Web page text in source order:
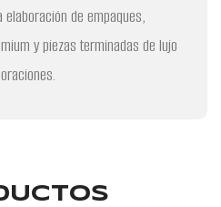
de empaques,
y piezas terminadas de lujo